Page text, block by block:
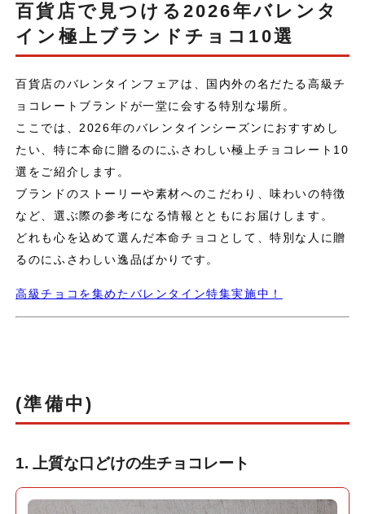
百貨店で見つける2026年バレンタ
イン極上ブランドチョコ10選
百貨店のバレンタインフェアは、国内外の名だたる高級チ
ョコレートブランドが一堂に会する特別な場所。
ここでは、2026年のバレンタインシーズンにおすすめし
たい、特に本命に贈るのにふさわしい極上チョコレート10
選をご紹介します。
ブランドのストーリーや素材へのこだわり、味わいの特徴
など、選ぶ際の参考になる情報とともにお届けします。
どれも心を込めて選んだ本命チョコとして、特別な人に贈
るのにふさわしい逸品ばかりです。
高級チョコを集めたバレンタイン特集実施中！
(準備中)
1. 上質な口どけの生チョコレート